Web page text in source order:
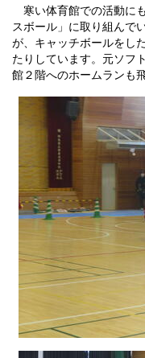
寒い体育館での活動に
スボール」に取り組んで
が、キャッチボールをし
たりしています。元ソフ
館２階へのホームランも